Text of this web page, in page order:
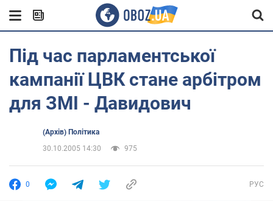
Під час парламентської
кампанії ЦВК стане арбітром
для ЗМІ - Давидович
(Архів) Політика
30.10.2005 14:30
975
0 РУС